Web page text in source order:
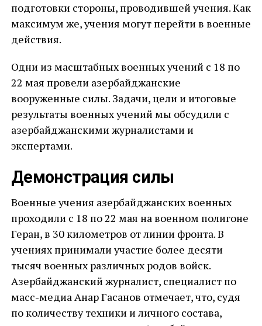
подготовки стороны, проводившей учения. Как
максимум же, учения могут перейти в военные
действия.
Одни из масштабных военных учений с 18 по
22 мая провели азербайджанские
вооруженные силы. Задачи, цели и итоговые
результаты военных учений мы обсудили с
азербайджанскими журналистами и
экспертами.
Демонстрация силы
Военные учения азербайджанских военных
проходили с 18 по 22 мая на военном полигоне
Геран, в 30 километров от линии фронта. В
учениях принимали участие более десяти
тысяч военных различных родов войск.
Азербайджанский журналист, специалист по
масс-медиа Анар Гасанов отмечает, что, судя
по количеству техники и личного состава,